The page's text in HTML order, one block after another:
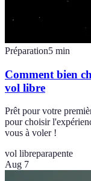
Préparation5 min
Comment bien
vol libre
Prêt pour votre
pour choisir
vous à voler !
vol libreparapente
Aug 7